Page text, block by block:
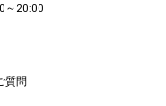
～20:00
質問